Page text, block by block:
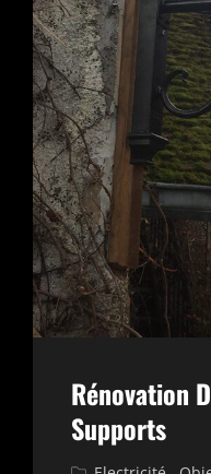
Rénovation
Supports